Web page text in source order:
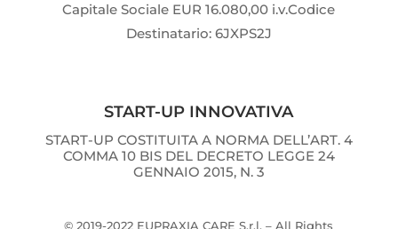
Capitale Sociale EUR 16.080,00 i.v.Codice
Destinatario: 6JXPS2J
START-UP INNOVATIVA
START-UP COSTITUITA A NORMA DELL’ART. 4
COMMA 10 BIS DEL DECRETO LEGGE 24
GENNAIO 2015, N. 3
© 2019-2022 EUPRAXIA CARE S.r.l. – All Rights